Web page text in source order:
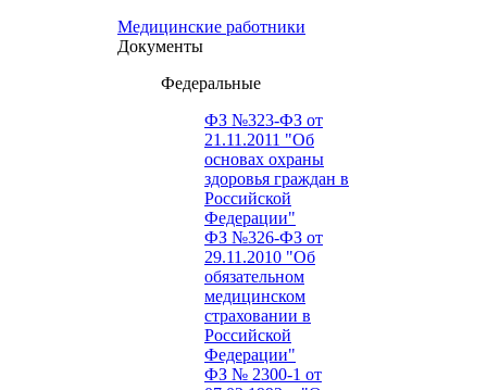
Медицинские работники
Документы
Федеральные
ФЗ №323-ФЗ от
21.11.2011 "Об
основах охраны
здоровья граждан в
Российской
Федерации"
ФЗ №326-ФЗ от
29.11.2010 "Об
обязательном
медицинском
страховании в
Российской
Федерации"
ФЗ № 2300-1 от